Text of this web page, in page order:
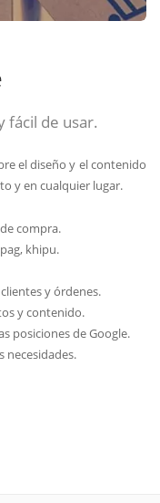
fácil de usar.
el diseño y el contenido
y en cualquier lugar.
compra.
khipu.
y órdenes.
y contenido.
posiciones de Google.
necesidades.